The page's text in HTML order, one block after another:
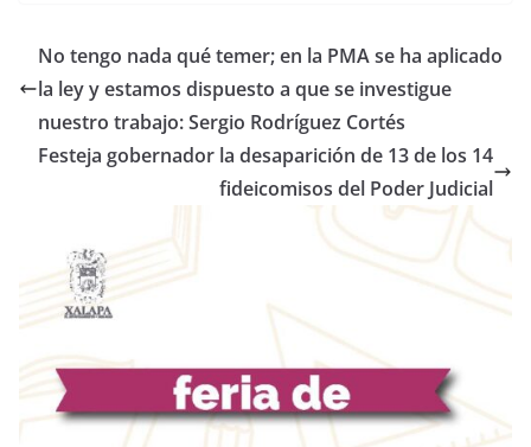
No tengo nada qué temer; en la PMA se ha aplicado
la ley y estamos dispuesto a que se investigue
nuestro trabajo: Sergio Rodríguez Cortés
Festeja gobernador la desaparición de 13 de los 14
fideicomisos del Poder Judicial